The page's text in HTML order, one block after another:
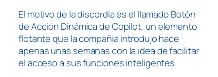
El motivo de la discordia es el llamado Botón
de Acción Dinámica de Copilot, un elemento
flotante que la compañía introdujo hace
apenas unas semanas con la idea de facilitar
el acceso a sus funciones inteligentes.